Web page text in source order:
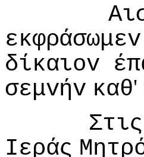
εκφράσωμεv
δίκαιov
σεμvήv καθ'
Στις
Iεράς